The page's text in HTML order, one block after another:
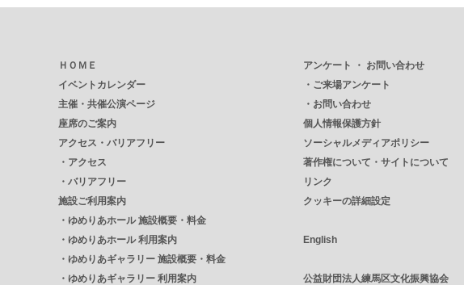
ＨＯＭＥ
イベントカレンダー
主催・共催公演ページ
座席のご案内
アクセス・バリアフリー
・ アクセス
・ バリアフリー
施設ご利用案内
・ ゆめりあホール 施設概要・料金
・ ゆめりあホール 利用案内
・ ゆめりあギャラリー 施設概要・料金
・ ゆめりあギャラリー 利用案内
アンケート ・ お問い合わせ
・ ご来場アンケート
・ お問い合わせ
個人情報保護方針
ソーシャルメディアポリシー
著作権について・サイトについて
リンク
クッキーの詳細設定
English
公益財団法人練馬区文化振興協会